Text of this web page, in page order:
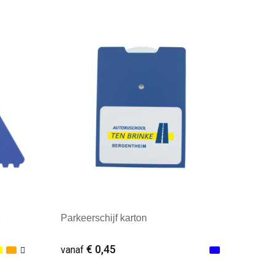
Minimale afname: 1
Parkeerschijf karton
vanaf € 0,45